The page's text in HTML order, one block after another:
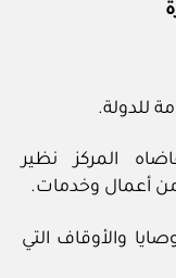
للدولة.
المركز نظير
من أعمال وخدمات.
والأوقاف التي